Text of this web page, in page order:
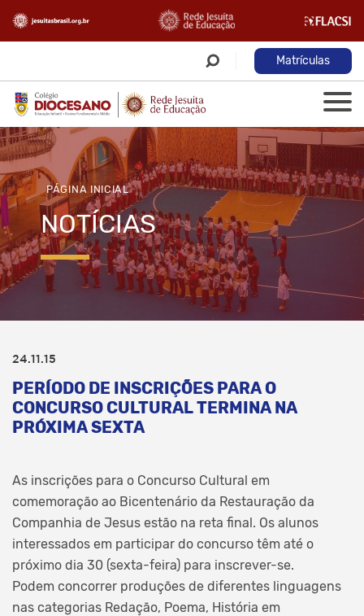
Matrículas
PÁGINA INICIAL
NOTÍCIAS
24.11.15
PERÍODO DE INSCRIÇÕES PARA O
CONCURSO CULTURAL TERMINA NA
PRÓXIMA SEXTA
As inscrições para o Concurso Cultural em
comemoração ao Bicentenário da Restauração da
Companhia de Jesus estão na reta final. Os alunos
interessados em participar do concurso têm até o
próximo dia 30 (sexta-feira) para inscrever-se.
Podem concorrer produções de diferentes linguagens
nas categorias Redação, Poema, História em